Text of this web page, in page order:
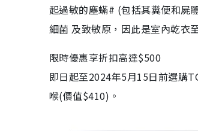
起過敏的塵蟎# (包括其糞便和屍
細菌 及致敏原，因此是室內乾衣
限時優惠享折扣高達$500
即日起至2024年5月15日前選購
喉(價值$410)。